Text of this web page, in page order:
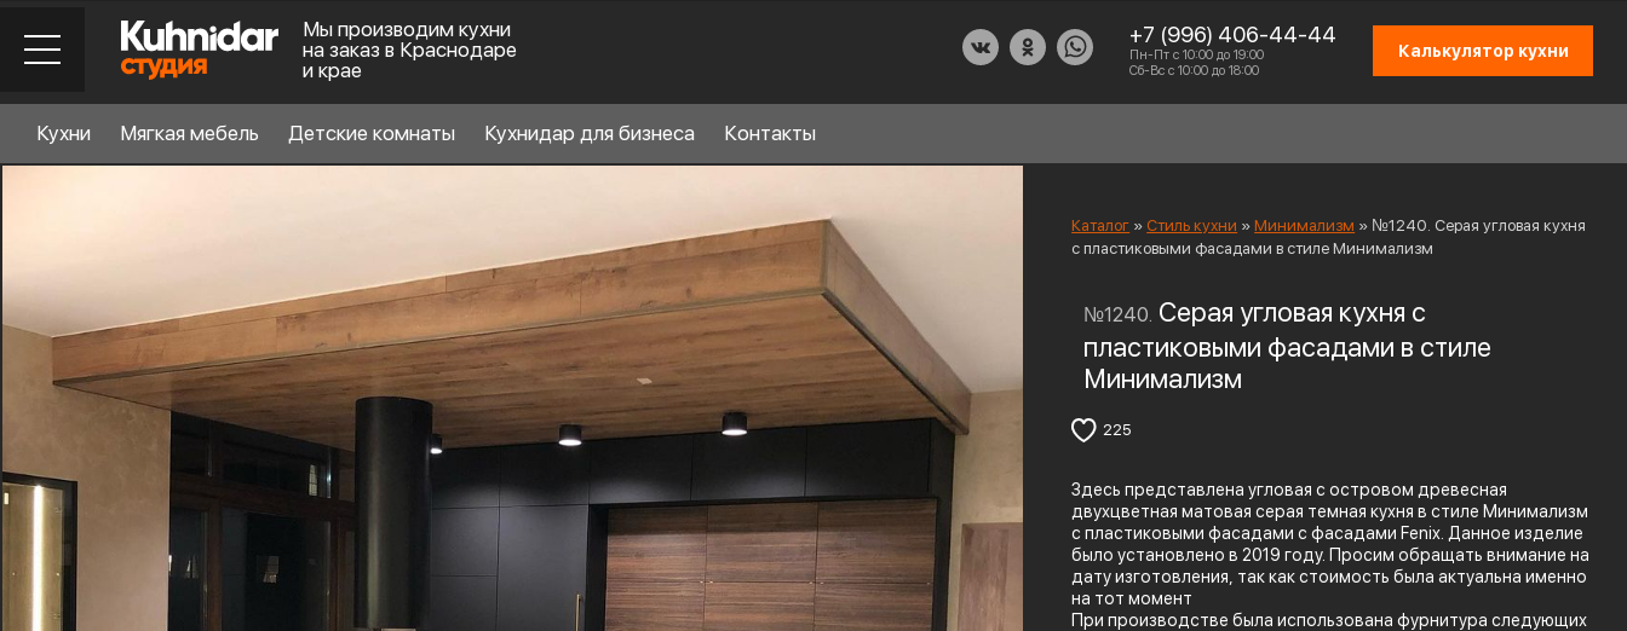
Мы производим кухни
на заказ в Краснодаре
и крае
+7 (996) 406-44-44
Пн-Пт с 10:00 до 19:00
Сб-Вс с 10:00 до 18:00
Калькулятор кухни
Стиль кухни
Материал фасада 8
Планировка
Ценовой сегмент
О КУХНИДАР
НАШИ УСЛУГИ
СПРАВОЧНЫЙ РАЗДЕЛ
ПАРТНЕРЫ
СХЕМА РАБОТЫ
ОТЗЫВЫ КЛИЕНТОВ
Кухни Мягкая мебель Детские комнаты Кухнидар для бизнеса Контакты
Каталог » Стиль кухни »Минимализм » №1240. Серая угловая кухня
с пластиковыми фасадами в стиле Минимализм
№1240. Серая угловая кухня с
пластиковыми фасадами в стиле
Минимализм
225
Здесь представлена угловая с островом древесная
двухцветная матовая серая темная кухня в стиле Минимализм
с пластиковыми фасадами с фасадами Fenix. Данное изделие
было установлено в 2019 году. Просим обращать внимание на
дату изготовления, так как стоимость была актуальна именно
на тот момент
При производстве была использована фурнитура следующих